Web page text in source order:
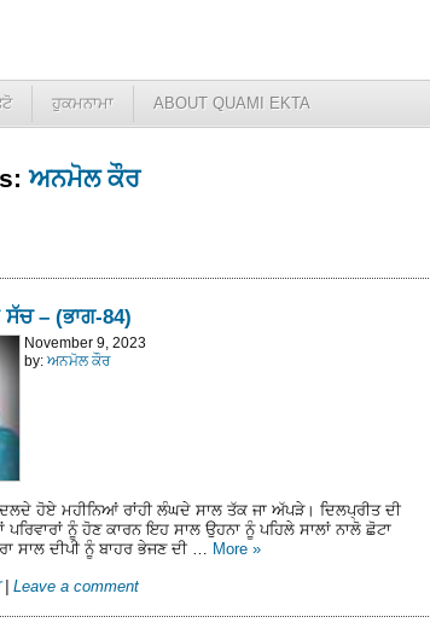
ਹੁਕਮਨਾਮਾ ABOUT QUAMI EKTA
ਅਨਮੋਲ ਕੌਰ
– (ਭਾਗ-84)
November 9, 2023
by: ਅਨਮੋਲ ਕੌਰ
ਹੋਏ ਮਹੀਨਿਆਂ ਰਾਂਹੀ ਲੰਘਦੇ ਸਾਲ ਤੱਕ ਜਾ ਅੱਪੜੇ। ਦਿਲਪ੍ਰੀਤ ਦੀ
ਪਰਿਵਾਰਾਂ ਨੂੰ ਹੋਣ ਕਾਰਨ ਇਹ ਸਾਲ ਉਹਨਾ ਨੂੰ ਪਹਿਲੇ ਸਾਲਾਂ ਨਾਲੋ ਛੋਟਾ
ਸਾਲ ਦੀਪੀ ਨੂੰ ਬਾਹਰ ਭੇਜਣ ਦੀ … More »
| Leave a comment